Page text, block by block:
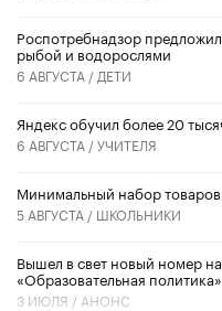
Роспотребнадзор
рыбой и водорослями
6 АВГУСТА / ДЕТИ
​Яндекс обучил более 20
6 АВГУСТА /УЧИТЕЛЯ
Минимальный набор
5 АВГУСТА / ШКОЛЬНИКИ
Вышел в свет новый номер
«Образовательная
3 ИЮЛЯ / АНОНС